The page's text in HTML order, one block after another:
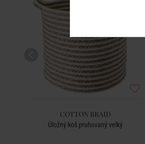
COTTON BRAID
Úložný koš pruhovaný velký